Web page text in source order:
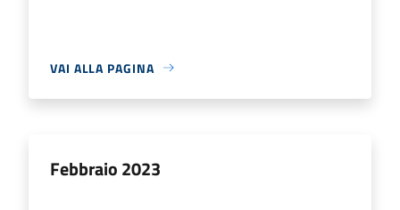
VAI ALLA PAGINA
Febbraio 2023